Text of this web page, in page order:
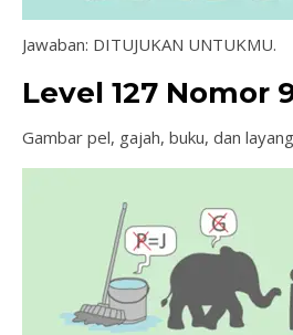
Jawaban: DITUJUKAN UNTUKMU.
Level 127 Nomor
Gambar pel, gajah, buku, dan